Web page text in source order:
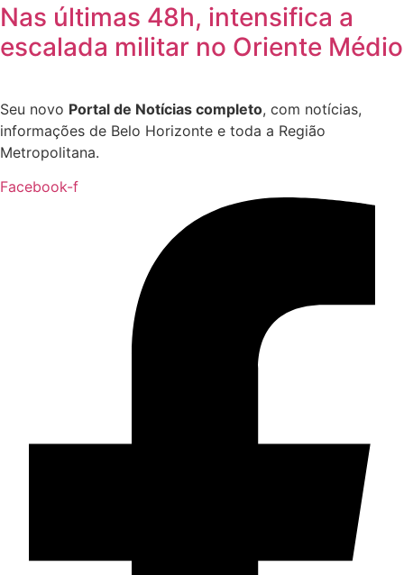
Nas últimas 48h, intensifica a
escalada militar no Oriente Médio
Seu novo Portal de Notícias completo, com notícias,
informações de Belo Horizonte e toda a Região
Metropolitana.
Facebook-f